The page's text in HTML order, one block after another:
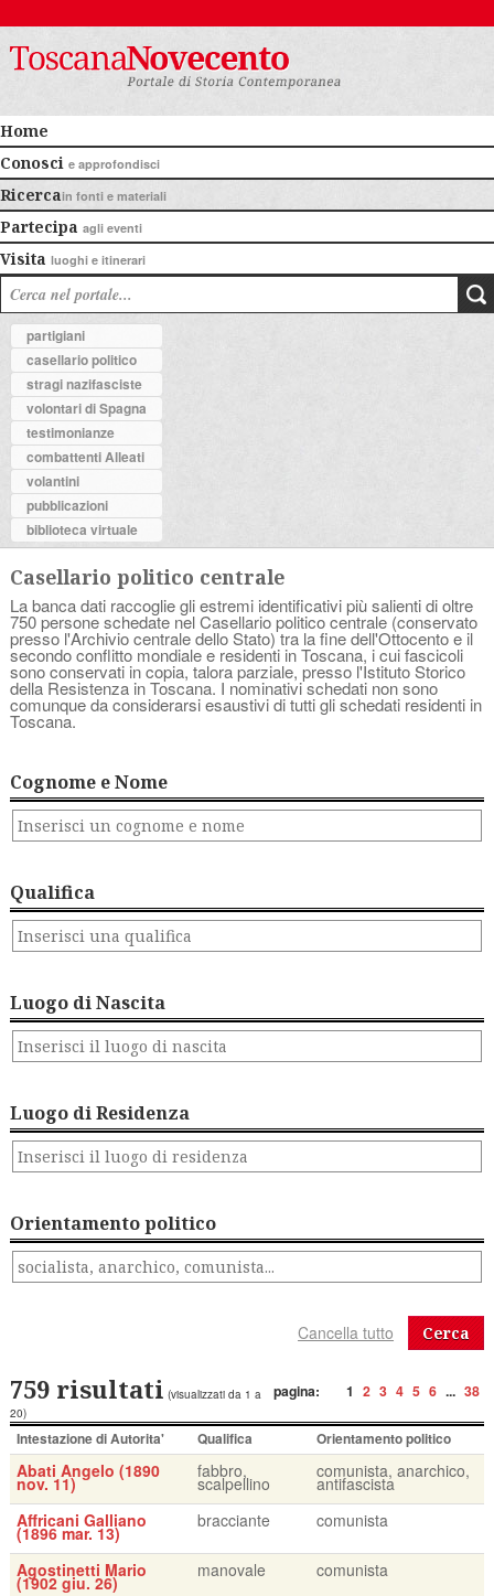
Home
Conosci e approfondisci
Ricercain fonti e materiali
Partecipa agli eventi
Visita luoghi e itinerari
partigiani
casellario politico
stragi nazifasciste
volontari di Spagna
testimonianze
combattenti Alleati
volantini
pubblicazioni
biblioteca virtuale
Casellario politico centrale
La banca dati raccoglie gli estremi identificativi più salienti di oltre
750 persone schedate nel Casellario politico centrale (conservato
presso l'Archivio centrale dello Stato) tra la fine dell'Ottocento e il
secondo conflitto mondiale e residenti in Toscana, i cui fascicoli
sono conservati in copia, talora parziale, presso l'Istituto Storico
della Resistenza in Toscana. I nominativi schedati non sono
comunque da considerarsi esaustivi di tutti gli schedati residenti in
Toscana.
Cognome e Nome
Qualifica
Luogo di Nascita
Luogo di Residenza
Orientamento politico
Cerca
pagina: 1 2 3 4 5 6 ... 38
759 risultati (visualizzati da 1 a
20)
Intestazione di Autorita' Qualifica Orientamento politico
Abati Angelo (1890
nov. 11)
fabbro,
scalpellino
comunista, anarchico,
antifascista
Affricani Galliano
(1896 mar. 13)
bracciante comunista
Agostinetti Mario
(1902 giu. 26)
manovale comunista